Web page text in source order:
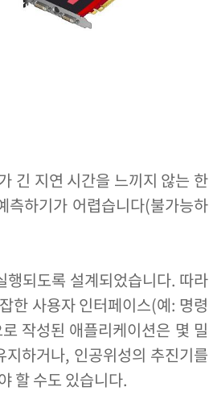
긴 지연 시간을 느끼지 않는 한
측하기가 어렵습니다(불가능하
되도록 설계되었습니다. 따라
한 사용자 인터페이스(예: 명령
작성된 애플리케이션은 몇 밀
하거나, 인공위성의 추진기를
할 수도 있습니다.